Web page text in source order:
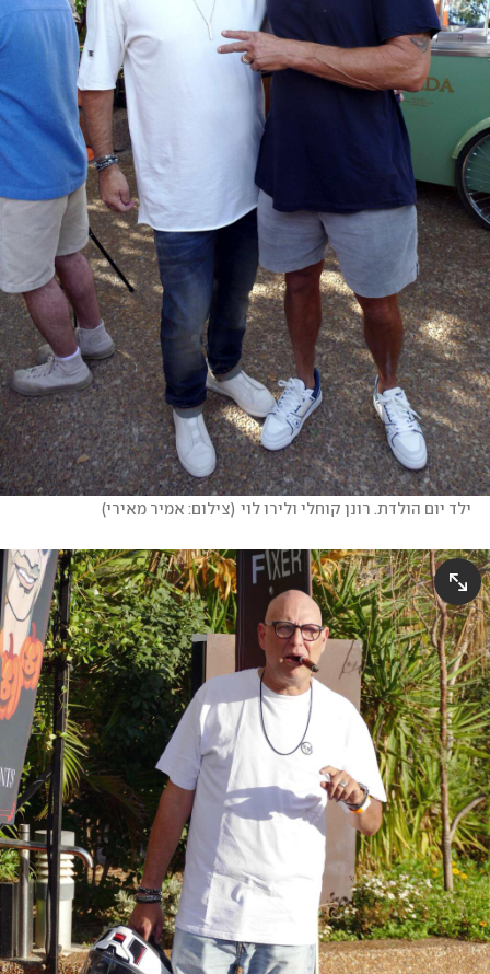
ילד יום הולדת. רונן קוחלי ולירו לוי (צילום: אמיר מאירי)